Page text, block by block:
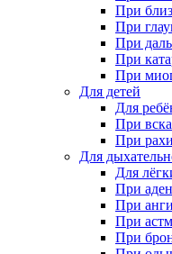
При
При
При
При
При
Для детей
Для
При
При
Для
Для
При
При
При
При